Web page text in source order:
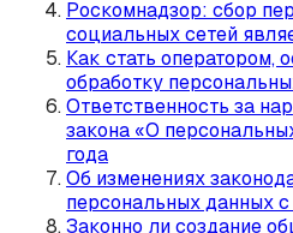
Роскомнадзор: сбор
социальных сетей
Как стать
обработку
Ответственность за
закона «О
года
Об изменениях
персональных данных
Законно ли создание